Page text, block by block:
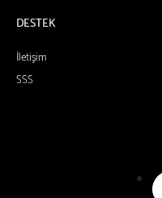
DESTEK
İletişim
SSS